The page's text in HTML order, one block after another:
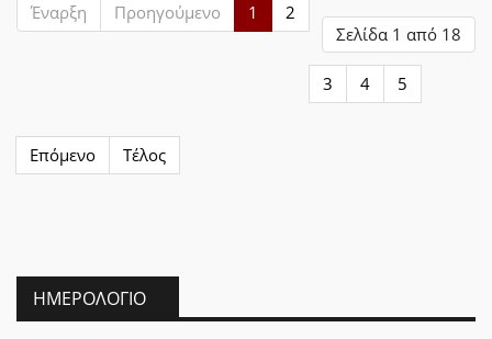
Σελίδα 1 από 18
Έναρξη Προηγούμενο 1 2
3 4 5
Επόμενο Τέλος
ΗΜΕΡΟΛΌΓΙΟ